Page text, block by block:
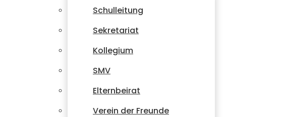
Schulleitung
Sekretariat
Kollegium
SMV
Elternbeirat
Verein der Freunde